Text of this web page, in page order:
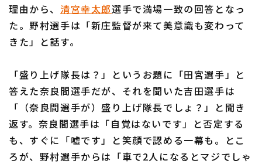
理由から、 清宮幸太郎選手で満場一致の回答となっ
た。野村選手は「新庄監督が来て美意識も変わって
きた」と話す。
「盛り上げ隊長は？」というお題に「田宮選手」と
答えた奈良間選手だが、それを聞いた吉田選手は
「（奈良間選手が）盛り上げ隊長でしょ？」と聞き
返す。奈良間選手は「自覚はないです」と否定する
も、すぐに「嘘です」と笑顔で認める一幕も。とこ
ろが、野村選手からは「車で2人になるとマジでしゃ